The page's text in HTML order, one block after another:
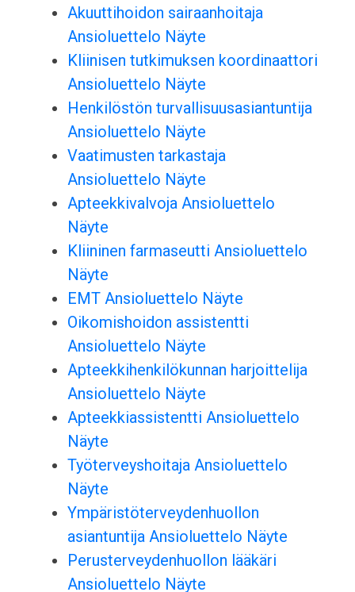
Akuuttihoidon sairaanhoitaja
Ansioluettelo Näyte
Kliinisen tutkimuksen koordinaattori
Ansioluettelo Näyte
Henkilöstön turvallisuusasiantuntija
Ansioluettelo Näyte
Vaatimusten tarkastaja
Ansioluettelo Näyte
Apteekkivalvoja Ansioluettelo
Näyte
Kliininen farmaseutti Ansioluettelo
Näyte
EMT Ansioluettelo Näyte
Oikomishoidon assistentti
Ansioluettelo Näyte
Apteekkihenkilökunnan harjoittelija
Ansioluettelo Näyte
Apteekkiassistentti Ansioluettelo
Näyte
Työterveyshoitaja Ansioluettelo
Näyte
Ympäristöterveydenhuollon
asiantuntija Ansioluettelo Näyte
Perusterveydenhuollon lääkäri
Ansioluettelo Näyte